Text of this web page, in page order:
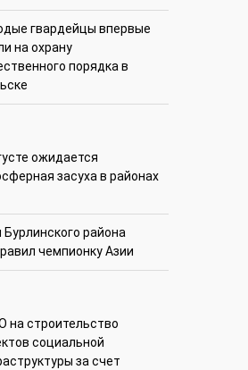
гвардейцы впервые
на охрану
порядка в
ожидается
засуха в районах
Бурлинского района
чемпионку Азии
на строительство
социальной
за счет